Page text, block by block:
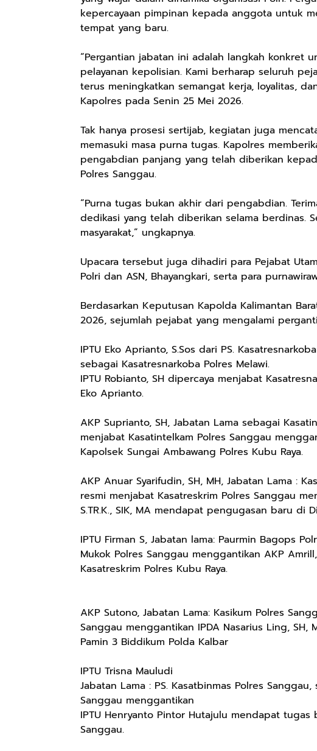
kepercayaan pimpinan kepada anggota untuk
tempat yang baru.
“Pergantian jabatan ini adalah langkah konkret
pelayanan kepolisian. Kami berharap seluruh
terus meningkatkan semangat kerja, loyalitas,
Kapolres pada Senin 25 Mei 2026.
Tak hanya prosesi sertijab, kegiatan juga
memasuki masa purna tugas. Kapolres
pengabdian panjang yang telah diberikan
Polres Sanggau.
“Purna tugas bukan akhir dari pengabdian.
dedikasi yang telah diberikan selama berdinas.
masyarakat,” ungkapnya.
Upacara tersebut juga dihadiri para Pejabat
Polri dan ASN, Bhayangkari, serta para
Berdasarkan Keputusan Kapolda Kalimantan
2026, sejumlah pejabat yang mengalami
IPTU Eko Aprianto, S.Sos dari PS.
sebagai Kasatresnarkoba Polres Melawi.
IPTU Robianto, SH dipercaya menjabat
Eko Aprianto.
AKP Suprianto, SH, Jabatan Lama sebagai
menjabat Kasatintelkam Polres Sanggau
Kapolsek Sungai Ambawang Polres Kubu Raya.
AKP Anuar Syarifudin, SH, MH, Jabatan Lama :
resmi menjabat Kasatreskrim Polres Sanggau
S.TR.K., SIK, MA mendapat pengugasan baru di
IPTU Firman S, Jabatan lama: Paurmin Bagops
Mukok Polres Sanggau menggantikan AKP
Kasatreskrim Polres Kubu Raya.
AKP Sutono, Jabatan Lama: Kasikum Polres
Sanggau menggantikan IPDA Nasarius Ling,
Pamin 3 Biddikum Polda Kalbar
IPTU Trisna Mauludi
Jabatan Lama : PS. Kasatbinmas Polres
Sanggau menggantikan
IPTU Henryanto Pintor Hutajulu mendapat tugas
Sanggau.